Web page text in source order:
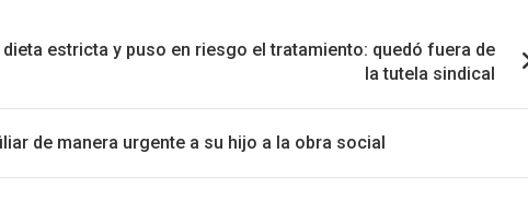
estricta y puso en riesgo el tratamiento: quedó fuera de
la tutela sindical
de manera urgente a su hijo a la obra social